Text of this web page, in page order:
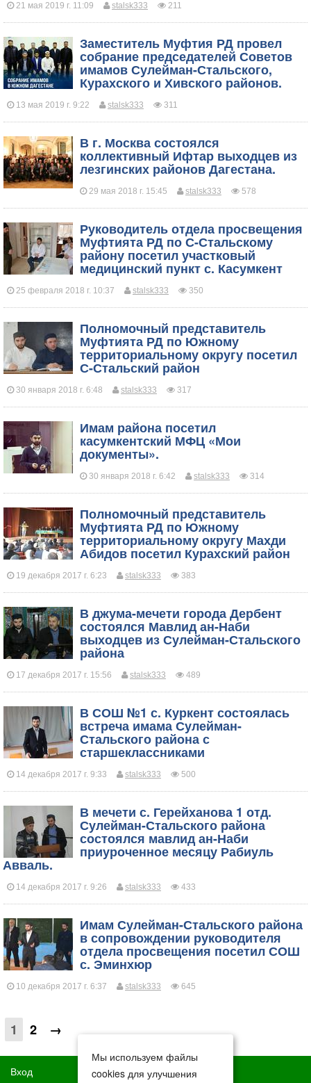
21 мая 2019 г. 11:09 stalsk333 211
Заместитель Муфтия РД провел
собрание председателей Советов
имамов Сулейман-Стальского,
Курахского и Хивского районов.
13 мая 2019 г. 9:22 stalsk333 311
​В г. Москва состоялся
коллективный Ифтар выходцев из
лезгинских районов Дагестана.
29 мая 2018 г. 15:45 stalsk333 578
​Руководитель отдела просвещения
Муфтията РД по С-Стальскому
району посетил участковый
медицинский пункт с. Касумкент
25 февраля 2018 г. 10:37 stalsk333 350
Полномочный представитель
Муфтията РД по Южному
территориальному округу посетил
С-Стальский район
30 января 2018 г. 6:48 stalsk333 317
Имам района посетил
касумкентский МФЦ «Мои
документы».
30 января 2018 г. 6:42 stalsk333 314
Полномочный представитель
Муфтията РД по Южному
территориальному округу Махди
Абидов посетил Курахский район
19 декабря 2017 г. 6:23 stalsk333 383
В джума-мечети города Дербент
состоялся Мавлид ан-Наби
выходцев из Сулейман-Стальского
района
17 декабря 2017 г. 15:56 stalsk333 489
В СОШ №1 с. Куркент состоялась
встреча имама Сулейман-
Стальского района с
старшеклассниками
14 декабря 2017 г. 9:33 stalsk333 500
В мечети с. Герейханова 1 отд.
Сулейман-Стальского района
состоялся мавлид ан-Наби
приуроченное месяцу Рабиуль
Авваль.
14 декабря 2017 г. 9:26 stalsk333 433
Имам Сулейман-Стальского района
в сопровождении руководителя
отдела просвещения посетил СОШ
с. Эминхюр
10 декабря 2017 г. 6:37 stalsk333 645
1 2 →
Вход
Мы используем файлы
cookies для улучшения